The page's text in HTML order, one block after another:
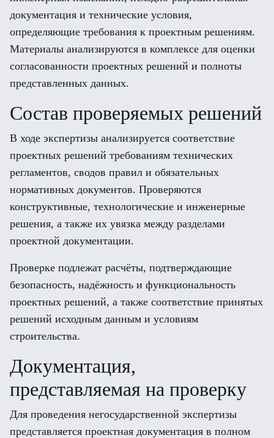
документация и технические условия,
определяющие требования к проектным решениям.
Материалы анализируются в комплексе для оценки
согласованности проектных решений и полноты
представленных данных.
Состав проверяемых решений
В ходе экспертизы анализируется соответствие
проектных решений требованиям технических
регламентов, сводов правил и обязательных
нормативных документов. Проверяются
конструктивные, технологические и инженерные
решения, а также их увязка между разделами
проектной документации.
Проверке подлежат расчёты, подтверждающие
безопасность, надёжность и функциональность
проектных решений, а также соответствие принятых
решений исходным данным и условиям
строительства.
Документация,
представляемая на проверку
Для проведения негосударственной экспертизы
представляется проектная документация в полном